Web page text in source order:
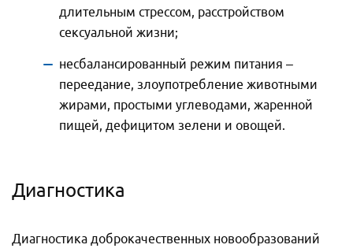
длительным стрессом, расстройством
сексуальной жизни;
несбалансированный режим питания –
переедание, злоупотребление животными
жирами, простыми углеводами, жаренной
пищей, дефицитом зелени и овощей.
Диагностика
Диагностика доброкачественных новообразований
молочной железы
*
Доброкачественные опухоли
Ф.И.О.*